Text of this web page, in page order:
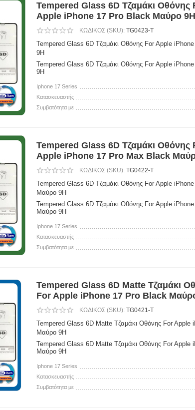
Tempered Glass 6D Τζαμάκι Οθόνης
Apple iPhone 17 Pro Black Μαύρο 9H
ΚΩΔΙΚΟΣ (SKU): TG0423-T
Tempered Glass 6D Τζαμάκι Οθόνης For Apple
9H
Tempered Glass 6D Τζαμάκι Οθόνης For Apple
9H
Iphone 17 Series
Κατασκευαστής
Συμβατότητα με
Tempered Glass 6D Τζαμάκι Οθόνης
Apple iPhone 17 Pro Max Black
ΚΩΔΙΚΟΣ (SKU): TG0422-T
Tempered Glass 6D Τζαμάκι Οθόνης For Apple
Μαύρο 9H
Tempered Glass 6D Τζαμάκι Οθόνης For Apple
Μαύρο 9H
Iphone 17 Series
Κατασκευαστής
Συμβατότητα με
Tempered Glass 6D Matte Τζαμάκι
For Apple iPhone 17 Pro Black
ΚΩΔΙΚΟΣ (SKU): TG0421-T
Tempered Glass 6D Matte Τζαμάκι Οθόνης For Apple
Μαύρο 9H
Tempered Glass 6D Matte Τζαμάκι Οθόνης For Apple
Μαύρο 9H
Iphone 17 Series
Κατασκευαστής
Συμβατότητα με